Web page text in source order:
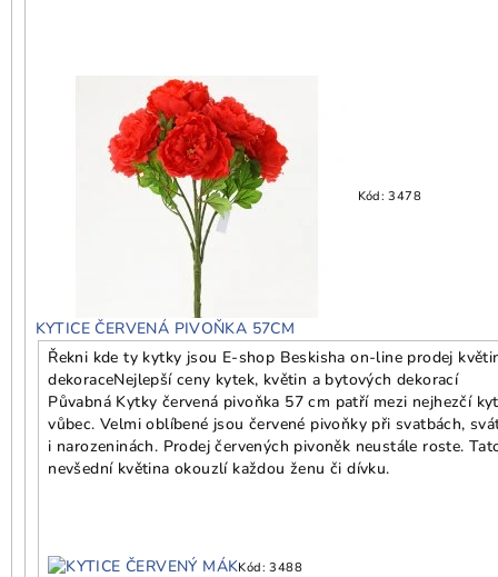
Kód: 3478
KYTICE ČERVENÁ PIVOŇKA 57CM
Řekni kde ty kytky jsou E-shop Beskisha on-line prodej
dekoraceNejlepší ceny kytek, květin a bytových dekorací
Půvabná Kytky červená pivoňka 57 cm patří mezi nejhezčí
vůbec. Velmi oblíbené jsou červené pivoňky při svatbách,
i narozeninách. Prodej červených pivoněk neustále roste.
nevšední květina okouzlí každou ženu či dívku.
Kód: 3488